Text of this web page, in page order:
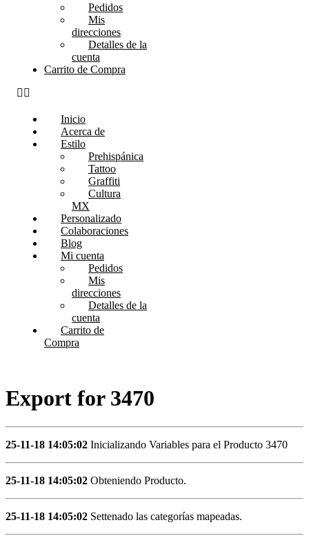
Pedidos
Mis
direcciones
Detalles de la
cuenta
Carrito de Compra
Inicio
Acerca de
Estilo
Prehispánica
Tattoo
Graffiti
Cultura
MX
Personalizado
Colaboraciones
Blog
Mi cuenta
Pedidos
Mis
direcciones
Detalles de la
cuenta
Carrito de
Compra
Export for 3470
25-11-18 14:05:02 Inicializando Variables para el Producto 3470
25-11-18 14:05:02 Obteniendo Producto.
25-11-18 14:05:02 Settenado las categorías mapeadas.